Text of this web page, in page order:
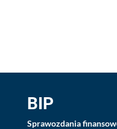
BIP
Sprawozdania